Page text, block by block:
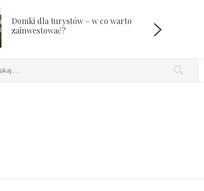
Domki dla turystów – w co warto
zainwestować?